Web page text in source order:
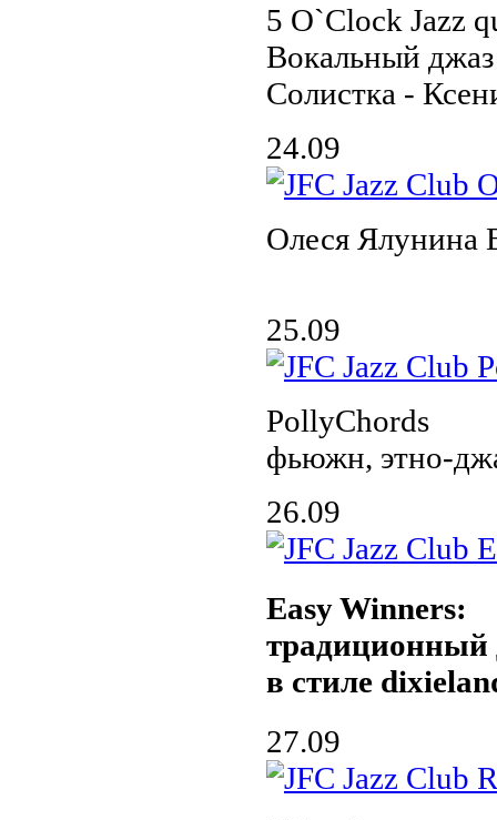
5 O`Clock Jazz
Вокальный джаз
Солистка -
24.09
Олеся Ялунина
25.09
PollyChords
фьюжн, этно-
26.09
Easy Winners:
традиционный
в стиле
27.09